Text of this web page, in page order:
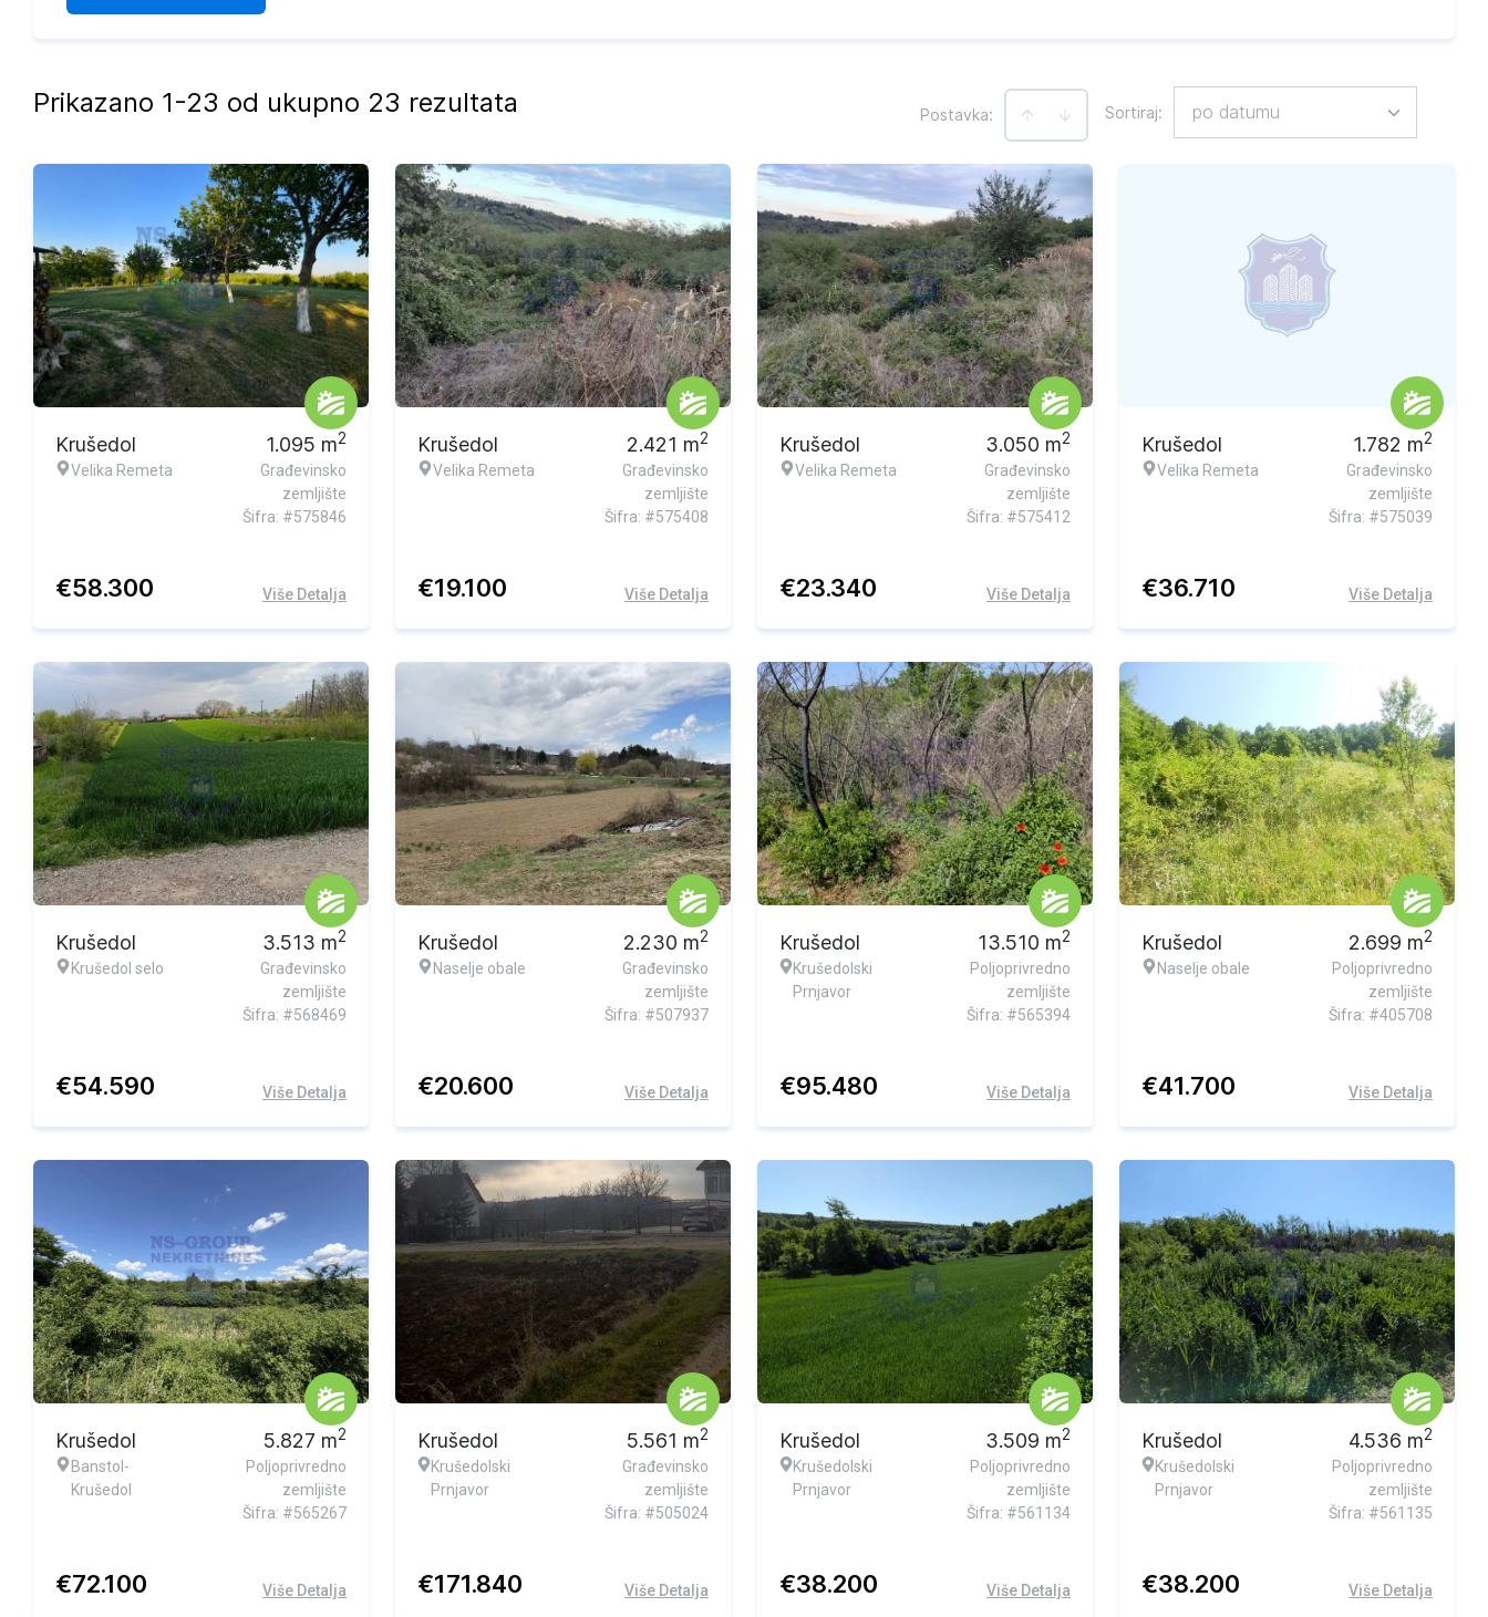
Prikazano 1-23 od ukupno 23 rezultata Postavka: Sortiraj: po datumu
Ekskluzivna ponuda
Krušedol
Velika Remeta
1.095 m2
Građevinsko
zemljište
Šifra: #575846
€58.300 Više Detalja
Ekskluzivna ponuda
Krušedol
Velika Remeta
2.421 m2
Građevinsko
zemljište
Šifra: #575408
€19.100 Više Detalja
Ekskluzivna ponuda
Krušedol
Velika Remeta
3.050 m2
Građevinsko
zemljište
Šifra: #575412
€23.340 Više Detalja
Krušedol
Velika Remeta
1.782 m2
Građevinsko
zemljište
Šifra: #575039
€36.710 Više Detalja
Krušedol
Krušedol selo
3.513 m2
Građevinsko
zemljište
Šifra: #568469
€54.590 Više Detalja
Krušedol
Naselje obale
2.230 m2
Građevinsko
zemljište
Šifra: #507937
€20.600 Više Detalja
Krušedol
Krušedolski
Prnjavor
13.510 m2
Poljoprivredno
zemljište
Šifra: #565394
€95.480 Više Detalja
Krušedol
Naselje obale
2.699 m2
Poljoprivredno
zemljište
Šifra: #405708
€41.700 Više Detalja
Krušedol
Banstol-
Krušedol
5.827 m2
Poljoprivredno
zemljište
Šifra: #565267
€72.100 Više Detalja
Krušedol
Krušedolski
Prnjavor
5.561 m2
Građevinsko
zemljište
Šifra: #505024
€171.840 Više Detalja
Ekskluzivna ponuda
Krušedol
Krušedolski
Prnjavor
3.509 m2
Poljoprivredno
zemljište
Šifra: #561134
€38.200 Više Detalja
Ekskluzivna ponuda
Krušedol
Krušedolski
Prnjavor
4.536 m2
Poljoprivredno
zemljište
Šifra: #561135
€38.200 Više Detalja